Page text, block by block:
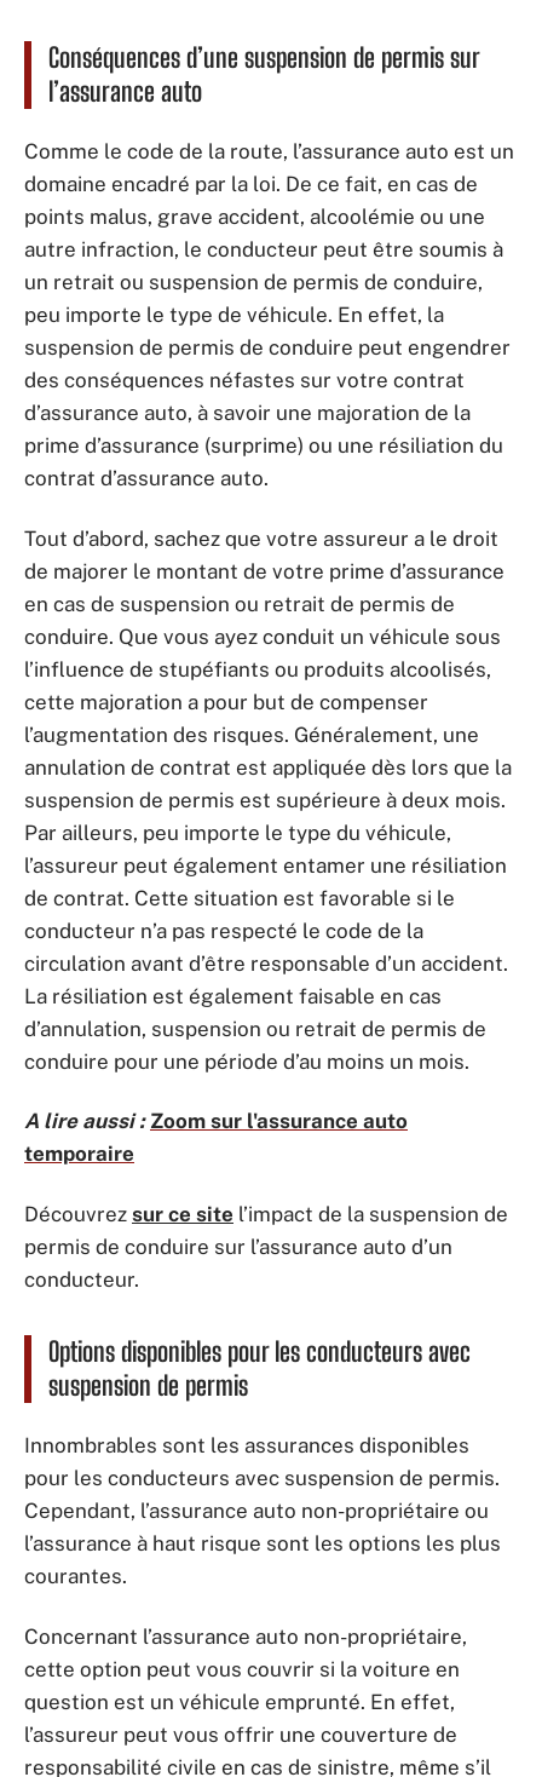
Conséquences d’une suspension de permis sur
l’assurance auto
Comme le code de la route, l’assurance auto est un
domaine encadré par la loi. De ce fait, en cas de
points malus, grave accident, alcoolémie ou une
autre infraction, le conducteur peut être soumis à
un retrait ou suspension de permis de conduire,
peu importe le type de véhicule. En effet, la
suspension de permis de conduire peut engendrer
des conséquences néfastes sur votre contrat
d’assurance auto, à savoir une majoration de la
prime d’assurance (surprime) ou une résiliation du
contrat d’assurance auto.
Tout d’abord, sachez que votre assureur a le droit
de majorer le montant de votre prime d’assurance
en cas de suspension ou retrait de permis de
conduire. Que vous ayez conduit un véhicule sous
l’influence de stupéfiants ou produits alcoolisés,
cette majoration a pour but de compenser
l’augmentation des risques. Généralement, une
annulation de contrat est appliquée dès lors que la
suspension de permis est supérieure à deux mois.
Par ailleurs, peu importe le type du véhicule,
l’assureur peut également entamer une résiliation
de contrat. Cette situation est favorable si le
conducteur n’a pas respecté le code de la
circulation avant d’être responsable d’un accident.
La résiliation est également faisable en cas
d’annulation, suspension ou retrait de permis de
conduire pour une période d’au moins un mois.
A lire aussi : Zoom sur l'assurance auto
temporaire
Découvrez sur ce site l’impact de la suspension de
permis de conduire sur l’assurance auto d’un
conducteur.
Options disponibles pour les conducteurs avec
suspension de permis
Innombrables sont les assurances disponibles
pour les conducteurs avec suspension de permis.
Cependant, l’assurance auto non-propriétaire ou
l’assurance à haut risque sont les options les plus
courantes.
Concernant l’assurance auto non-propriétaire,
cette option peut vous couvrir si la voiture en
question est un véhicule emprunté. En effet,
l’assureur peut vous offrir une couverture de
responsabilité civile en cas de sinistre, même s’il